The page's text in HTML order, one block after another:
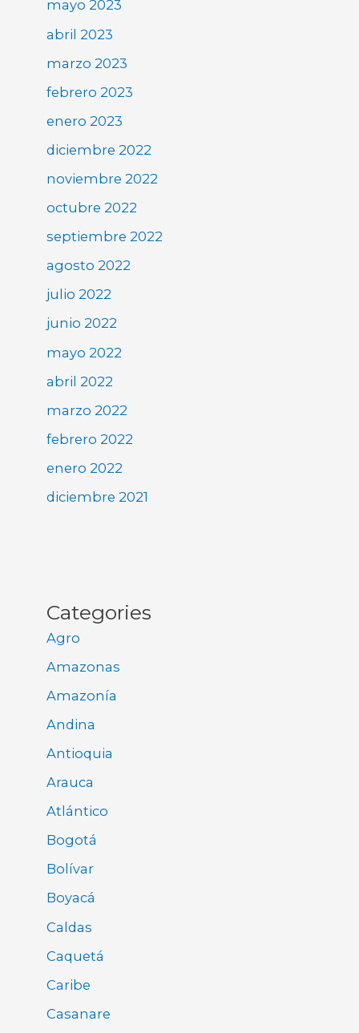
mayo 2023
abril 2023
marzo 2023
febrero 2023
enero 2023
diciembre 2022
noviembre 2022
octubre 2022
septiembre 2022
agosto 2022
julio 2022
junio 2022
mayo 2022
abril 2022
marzo 2022
febrero 2022
enero 2022
diciembre 2021
Categories
Agro
Amazonas
Amazonía
Andina
Antioquia
Arauca
Atlántico
Bogotá
Bolívar
Boyacá
Caldas
Caquetá
Caribe
Casanare